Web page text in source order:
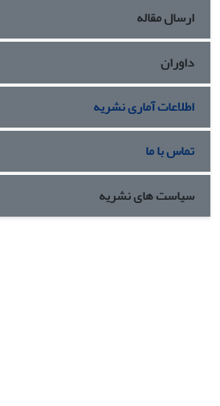
ارسال مقاله
داوران
اطلاعات آماری نشریه
تماس با ما
سیاست های نشریه